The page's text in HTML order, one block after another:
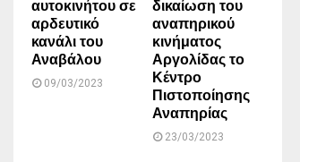
αυτοκινήτου σε
αρδευτικό
κανάλι του
Αναβάλου
09/03/2023
δικαίωση του
αναπηρικού
κινήματος
Αργολίδας το
Κέντρο
Πιστοποίησης
Αναπηρίας
23/03/2023